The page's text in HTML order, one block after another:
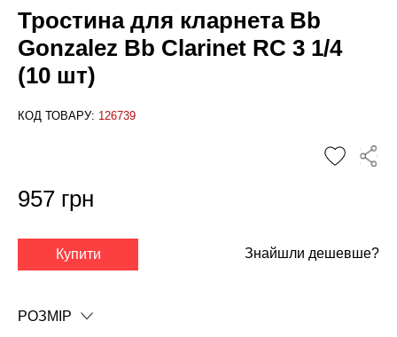
Тростина для кларнета Bb
Gonzalez Bb Clarinet RC 3 1/4
(10 шт)
КОД ТОВАРУ: 126739
957 грн
Купити Знайшли дешевше?
РОЗМІР